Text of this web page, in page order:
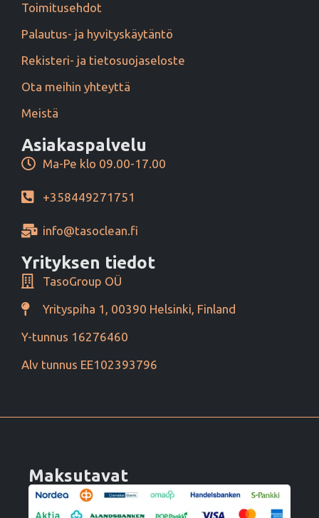
Toimitusehdot
Palautus- ja hyvityskäytäntö
Rekisteri- ja tietosuojaseloste
Ota meihin yhteyttä
Meistä
Asiakaspalvelu
Ma-Pe klo 09.00-17.00
+358449271751
info@tasoclean.fi
Yrityksen tiedot
TasoGroup OÜ
Yrityspiha 1, 00390 Helsinki, Finland
Y-tunnus 16276460
Alv tunnus EE102393796
Maksutavat